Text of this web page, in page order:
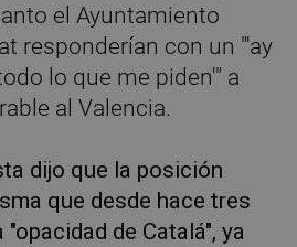
el Ayuntamiento
responderían con un "'ay
lo que me piden'" a
al Valencia.
dijo que la posición
que desde hace tres
de Catalá", ya